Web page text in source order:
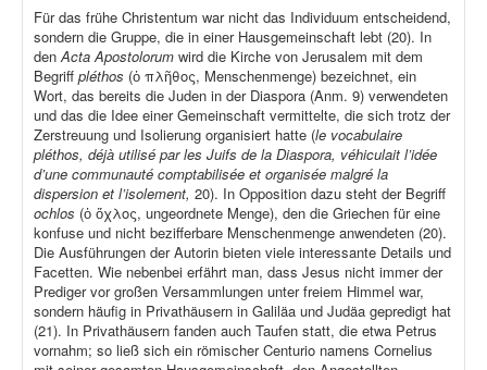
Für das frühe Christentum war nicht das Individuum entscheidend,
sondern die Gruppe, die in einer Hausgemeinschaft lebt (20). In
denActa Apostolorum wird die Kirche von Jerusalem mit dem
Begriff pléthos (ὁ πλῆθος, Menschenmenge) bezeichnet, ein
Wort, das bereits die Juden in der Diaspora (Anm. 9) verwendeten
und das die Idee einer Gemeinschaft vermittelte, die sich trotz der
Zerstreuung und Isolierung organisiert hatte (le vocabulaire
pléthos, déjà utilisé par les Juifs de la Diaspora, véhiculait l’idée
d’une communauté comptabilisée et organisée malgré la
dispersion et l’isolement, 20). In Opposition dazu steht der Begriff
ochlos (ὁ ὄχλος, ungeordnete Menge), den die Griechen für eine
konfuse und nicht bezifferbare Menschenmenge anwendeten (20).
Die Ausführungen der Autorin bieten viele interessante Details und
Facetten. Wie nebenbei erfährt man, dass Jesus nicht immer der
Prediger vor großen Versammlungen unter freiem Himmel war,
sondern häufig in Privathäusern in Galiläa und Judäa gepredigt hat
(21). In Privathäusern fanden auch Taufen statt, die etwa Petrus
vornahm; so ließ sich ein römischer Centurio namens Cornelius